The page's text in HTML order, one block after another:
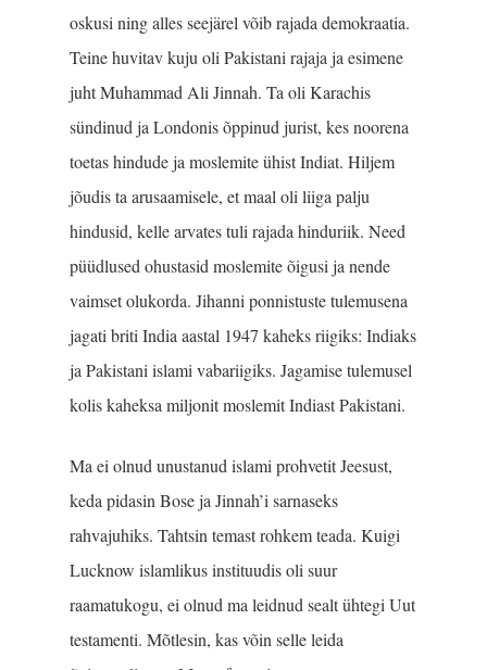
oskusi ning alles seejärel võib rajada demo­kraatia.
Teine huvitav kuju oli Pakistani rajaja ja esimene
juht Muhammad Ali Jinnah. Ta oli Karachis
sündinud ja Londonis õppinud jurist, kes noorena
toetas hindude ja moslemite ühist Indiat. Hiljem
jõudis ta arusaamisele, et maal oli liiga palju
hindusid, kelle arvates tuli rajada hinduriik. Need
püüdlused ohustasid mos­lemite õigusi ja nende
vaimset olukorda. Jihanni ponnistuste tulemusena
jagati briti India aastal 1947 kaheks riigiks: Indiaks
ja Pakistani islami vabariigiks. Jagamise tule­musel
kolis kaheksa miljonit moslemit Indiast Pakistani.
Ma ei olnud unustanud islami prohvetit Jeesust,
keda pidasin Bose ja Jinnah’i sarnaseks
rahvajuhiks. Taht­sin temast rohkem teada. Kuigi
Lucknow islamlikus instituudis oli suur
raamatukogu, ei olnud ma leidnud sealt ühtegi Uut
testamenti. Mõtlesin, kas võin selle leida